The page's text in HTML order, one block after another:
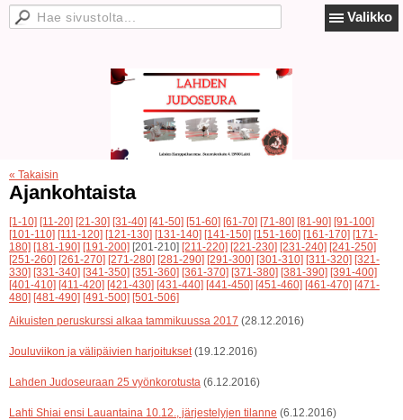
Valikko
« Takaisin
Ajankohtaista
[1-10] [11-20] [21-30] [31-40] [41-50] [51-60] [61-70] [71-80] [81-90] [91-100]
[101-110] [111-120] [121-130] [131-140] [141-150] [151-160] [161-170] [171-
180] [181-190] [191-200] [201-210] [211-220] [221-230] [231-240] [241-250]
[251-260] [261-270] [271-280] [281-290] [291-300] [301-310] [311-320] [321-
330] [331-340] [341-350] [351-360] [361-370] [371-380] [381-390] [391-400]
[401-410] [411-420] [421-430] [431-440] [441-450] [451-460] [461-470] [471-
480] [481-490] [491-500] [501-506]
Aikuisten peruskurssi alkaa tammikuussa 2017 (28.12.2016)
Jouluviikon ja välipäivien harjoitukset (19.12.2016)
Lahden Judoseuraan 25 vyönkorotusta (6.12.2016)
Lahti Shiai ensi Lauantaina 10.12., järjestelyjen tilanne (6.12.2016)